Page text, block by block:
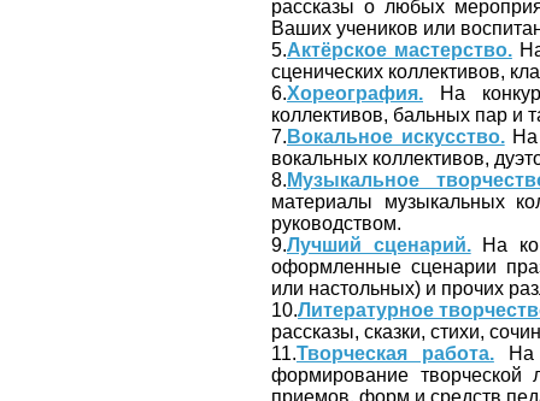
рассказы о любых
Ваших учеников или
5.Актёрское мастерство.На
сценических коллективов,
6.Хореография. На
коллективов, бальных пар и
7. Вокальное искусство.На
вокальных коллективов,
8. Музыкальное
материалы музыкальных
руководством.
9.Лучший сценарий.На
оформленные сценарии
или настольных) и прочих
10.Литературное
рассказы, сказки, стихи,
11.Творческая работа.На
формирование творческой